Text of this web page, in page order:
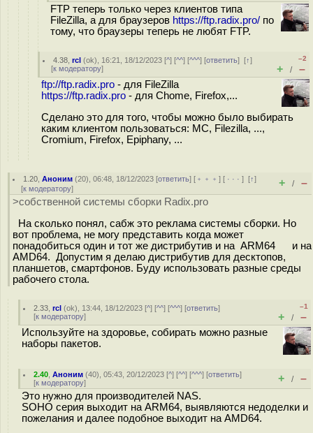
FTP теперь только через клиентов типа
FileZilla, а для браузеров https://ftp.radix.pro/ по
тому, что браузеры теперь не любят FTP.
4.38 ,rcl (ok), 16:21, 18/12/2023 [^] [^^] [^^^] [ответить][↑]
[к модератору]
–2
+ / –
ftp://ftp.radix.pro - для FileZilla
https://ftp.radix.pro - для Chome, Firefox,...
Сделано это для того, чтобы можно было выбирать
каким клиентом пользоваться: MC, Filezilla, ...,
Cromium, Firefox, Epiphany, ...
1.20 ,Аноним (20), 06:48, 18/12/2023 [ответить] [ ﹢﹢﹢] [ · · ·][↑]
[к модератору] + / –
>собственной системы сборки Radix.pro
На сколько понял, сабж это реклама системы сборки. Но
вот проблема, не могу представить когда может
понадобиться один и тот же дистрибутив и на ARM64 и на
AMD64. Допустим я делаю дистрибутив для десктопов,
планшетов, смартфонов. Буду использовать разные среды
рабочего стола.
2.33 ,rcl (ok), 13:44, 18/12/2023 [^] [^^] [^^^] [ответить]
[к модератору]
–1
+ / –
Используйте на здоровье, собирать можно разные
наборы пакетов.
2.40 ,Аноним (40), 05:43, 20/12/2023 [^] [^^] [^^^] [ответить]
[к модератору] + / –
Это нужно для производителей NAS.
SOHO серия выходит на ARM64, выявляются недоделки и
пожелания и далее подобное выходит на AMD64.